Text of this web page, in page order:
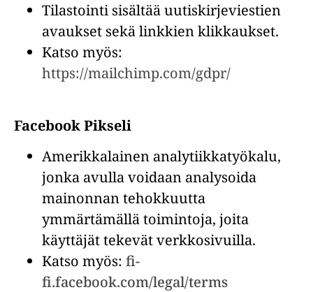
Tilastointi sisältää uutiskirjeviestien
avaukset sekä linkkien klikkaukset.
Katso myös:
https://mailchimp.com/gdpr/
Facebook Pikseli
Amerikkalainen analytiikkatyökalu,
jonka avulla voidaan analysoida
mainonnan tehokkuutta
ymmärtämällä toimintoja, joita
käyttäjät tekevät verkkosivuilla.
Katso myös: fi-
fi.facebook.com/legal/terms